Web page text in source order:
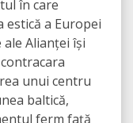
în care
a Europei
Alianței își
unui centru
baltică,
ferm față